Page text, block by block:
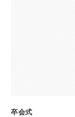
卒会式